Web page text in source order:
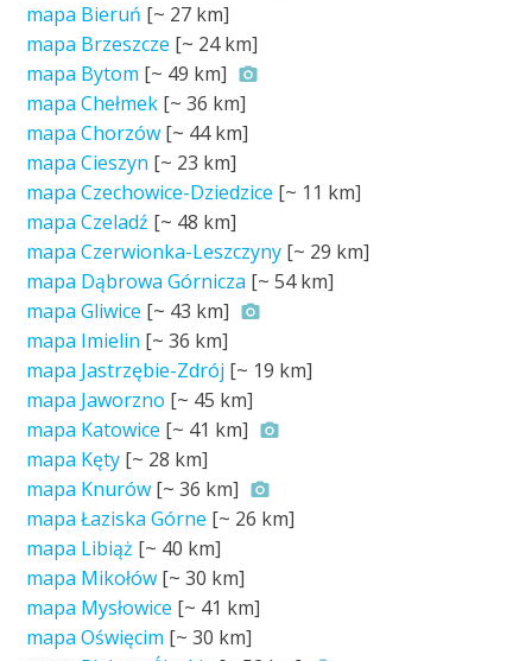
mapa Bieruń [~ 27 km]
mapa Brzeszcze [~ 24 km]
mapa Bytom [~ 49 km]
mapa Chełmek [~36 km]
mapa Chorzów [~ 44 km]
mapa Cieszyn [~ 23 km]
mapa Czechowice-Dziedzice [~ 11 km]
mapa Czeladź [~ 48 km]
mapa Czerwionka-Leszczyny [~ 29 km]
mapa Dąbrowa Górnicza [~54 km]
mapa Gliwice [~ 43 km]
mapa Imielin [~36 km]
mapa Jastrzębie-Zdrój [~ 19 km]
mapa Jaworzno [~ 45 km]
mapa Katowice [~ 41 km]
mapa Kęty [~ 28 km]
mapa Knurów [~36 km]
mapa Łaziska Górne [~ 26 km]
mapa Libiąż [~ 40 km]
mapa Mikołów [~30 km]
mapa Mysłowice [~ 41 km]
mapa Oświęcim [~30 km]